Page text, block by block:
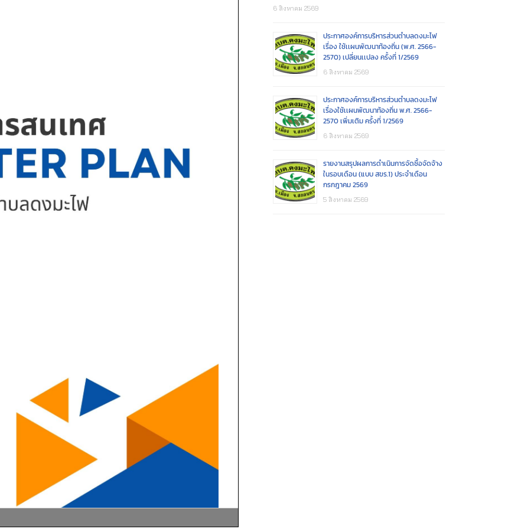
6 สิงหาคม 2569
ประกาศองค์การบริหารส่วนตำบลดงมะไฟ
เรื่อง ใช้เเผนพัฒนาท้องถิ่น (พ.ศ. 2566-
2570) เปลี่ยนเเปลง ครั้งที่ 1/2569
6 สิงหาคม 2569
ประกาศองค์การบริหารส่วนตำบลดงมะไฟ
เรื่องใช้เเผนพัฒนาท้องถิ่น พ.ศ. 2566-
2570 เพิ่มเติม ครั้งที่ 1/2569
6 สิงหาคม 2569
รายงานสรุปผลการดำเนินการจัดซื้อจัดจ้าง
ในรอบเดือน (แบบ สขร.1) ประจำเดือน
กรกฎาคม 2569
5 สิงหาคม 2569